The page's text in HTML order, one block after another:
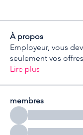
À propos
Employeur, vous
seulement vos
Lire plus
membres